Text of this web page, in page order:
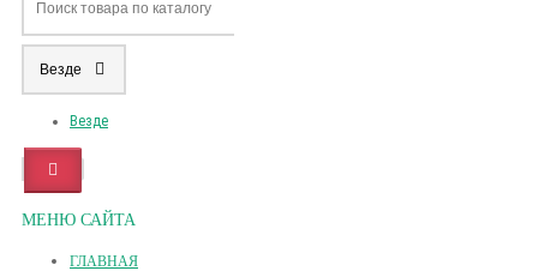
Везде
Везде
МЕНЮ САЙТА
ГЛАВНАЯ